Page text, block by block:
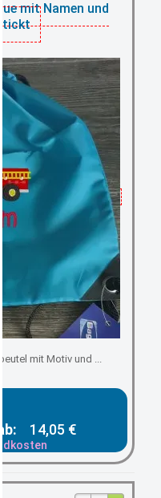
mit Namen und
mit Motiv und ...
14,05 €